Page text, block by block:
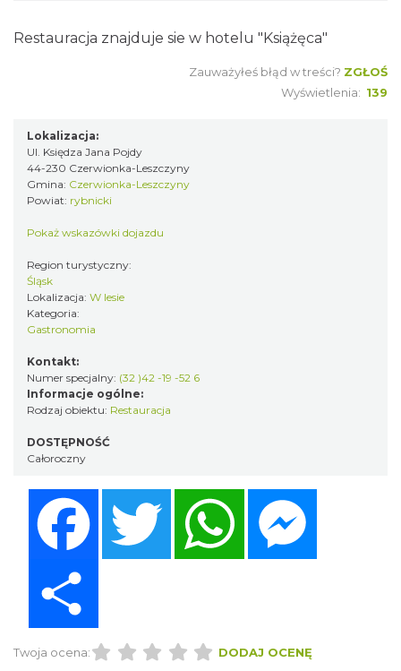
Restauracja znajduje sie w hotelu "Książęca"
Zauważyłeś błąd w treści? ZGŁOŚ
Wyświetlenia: 139
Lokalizacja:
Ul. Księdza Jana Pojdy
44-230 Czerwionka-Leszczyny
Gmina: Czerwionka-Leszczyny
Powiat: rybnicki
Pokaż wskazówki dojazdu
Region turystyczny:
Śląsk
Lokalizacja: W lesie
Kategoria:
Gastronomia
Kontakt:
Numer specjalny: (32 )42 -19 -52 6
Informacje ogólne:
Rodzaj obiektu: Restauracja
DOSTĘPNOŚĆ
Całoroczny
Twitter WhatsApp
Twoja ocena: DODAJ OCENĘ